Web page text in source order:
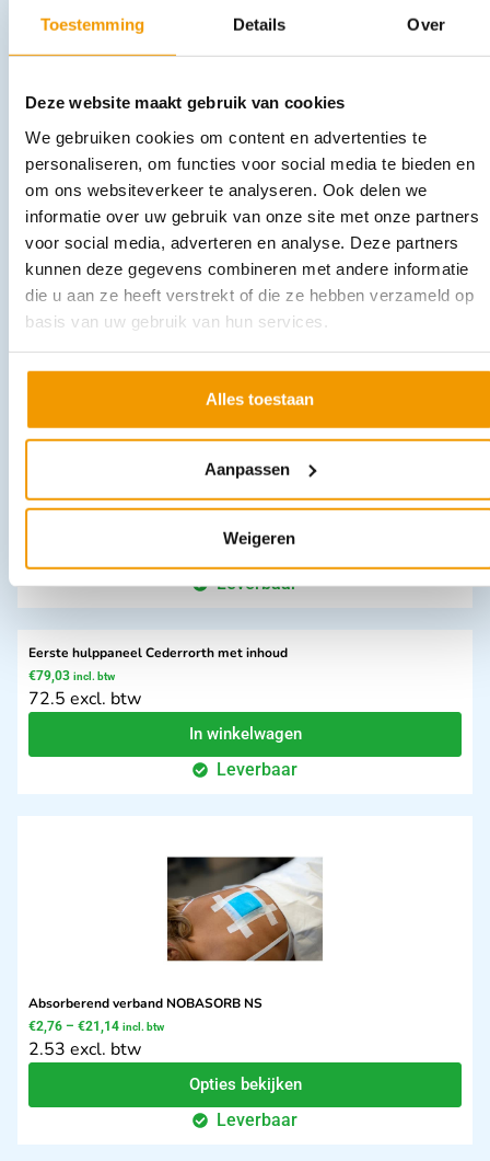
Toestemming Details Over
Deze website maakt gebruik van cookies
We gebruiken cookies om content en advertenties te
personaliseren, om functies voor social media te bieden en
om ons websiteverkeer te analyseren. Ook delen we
informatie over uw gebruik van onze site met onze partners
voor social media, adverteren en analyse. Deze partners
kunnen deze gegevens combineren met andere informatie
die u aan ze heeft verstrekt of die ze hebben verzameld op
basis van uw gebruik van hun services.
Alles toestaan
Aanpassen
Weigeren
Wattendeppers verpakt in een zak van 500 gram
€13,90 incl. btw
12.75 excl. btw
Opties bekijken
Vingerbob Buisvormig verband in diverse kleuren
1.85 excl. btw
Opties bekijken
Leverbaar
Eerste hulppaneel Cederrorth met inhoud
€79,03 incl. btw
72.5 excl. btw
In winkelwagen
Leverbaar
Absorberend verband NOBASORB NS
€2,76 – €21,14 incl. btw
2.53 excl. btw
Opties bekijken
Leverbaar